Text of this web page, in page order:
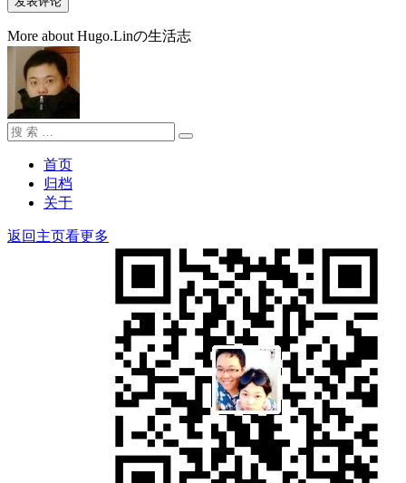
More about Hugo.Linの生活志
搜
搜
首页
归档
关于
返回主页看更多